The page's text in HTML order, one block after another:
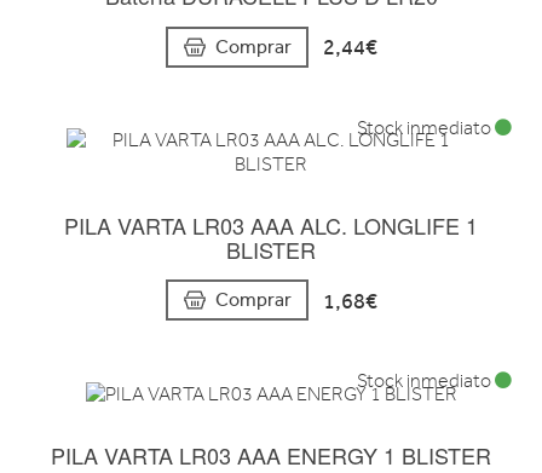
Comprar 2,44€
PILA VARTA LR03 AAA ALC. LONGLIFE 1
BLISTER
Comprar 1,68€
Stock inmediato
PILA VARTA LR03 AAA ENERGY 1 BLISTER
Stock inmediato